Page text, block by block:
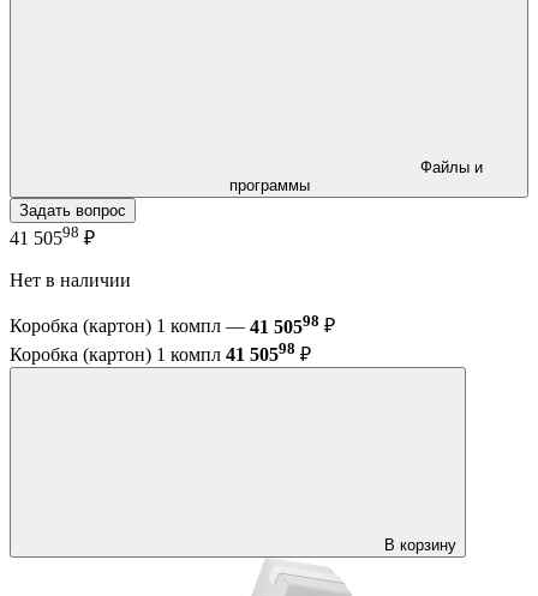
программы
Задать вопрос
41 50598 ₽
Нет в наличии
Коробка (картон) 1 компл — 41 50598 ₽
Коробка (картон) 1 компл 41 50598 ₽
В корзину